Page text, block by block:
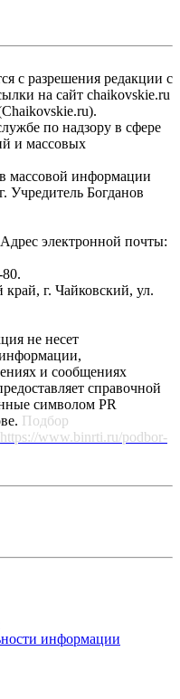
с разрешения редакции с
на сайт chaikovskie.ru
по надзору в сфере
и массовых
массовой информации
Богданов
электронной почты:
г. Чайковский, ул.
не несет
информации,
и сообщениях
справочной
символом PR
Подбор
https://www.binrti.ru/podbor-
информации